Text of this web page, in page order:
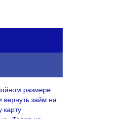
размере
займ на
карту